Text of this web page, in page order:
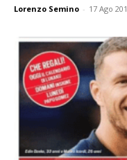
Lorenzo Semino - 17 Ago